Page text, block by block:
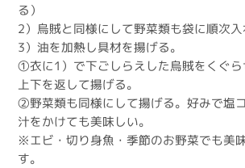
る）
2）烏賊と同様にして野菜類も袋に順次入
3）油を加熱し具材を揚げる。
①衣に1）で下ごしらえした烏賊をくぐ
上下を返して揚げる。
②野菜類も同様にして揚げる。好みで塩
汁をかけても美味しい。
※エビ・切り身魚・季節のお野菜でも美
す。